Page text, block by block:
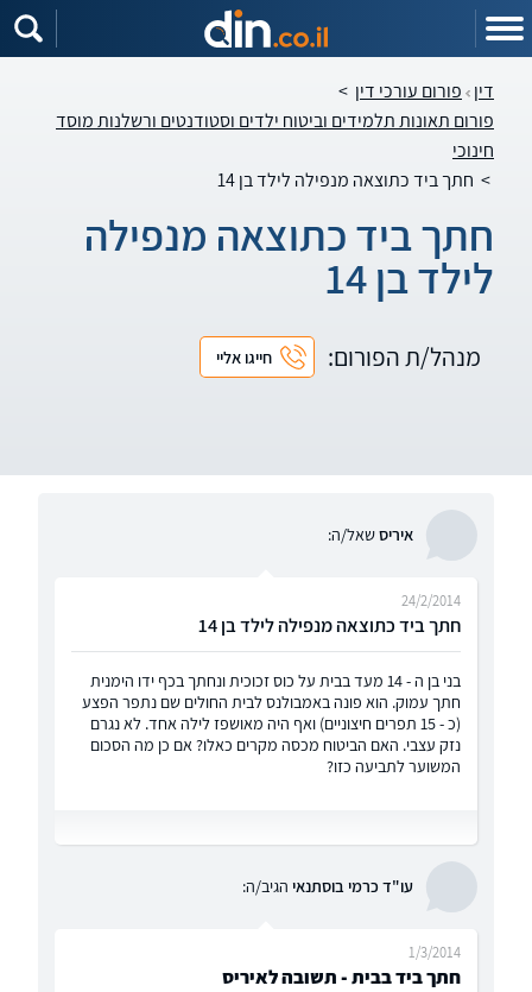
דין פורום עורכי דין >
פורום תאונות תלמידים וביטוח ילדים וסטודנטים ורשלנות מוסד
חינוכי
> חתך ביד כתוצאה מנפילה לילד בן 14
חתך ביד כתוצאה מנפילה
לילד בן 14
מנהל/ת הפורום: חייגו אליי
איריסשאל/ה:
חתך ביד כתוצאה מנפילה לילד בן 14
24/2/2014
בני בן ה - 14 מעד בבית על כוס זכוכית ונחתך בכף ידו הימנית
חתך עמוק. הוא פונה באמבולנס לבית החולים שם נתפר הפצע
(כ - 15 תפרים חיצוניים) ואף היה מאושפז לילה אחד. לא נגרם
נזק עצבי. האם הביטוח מכסה מקרים כאלו? אם כן מה הסכום
המשוער לתביעה כזו?
עו"ד כרמי בוסתנאי הגיב/ה:
חתך ביד בבית - תשובה לאיריס
1/3/2014